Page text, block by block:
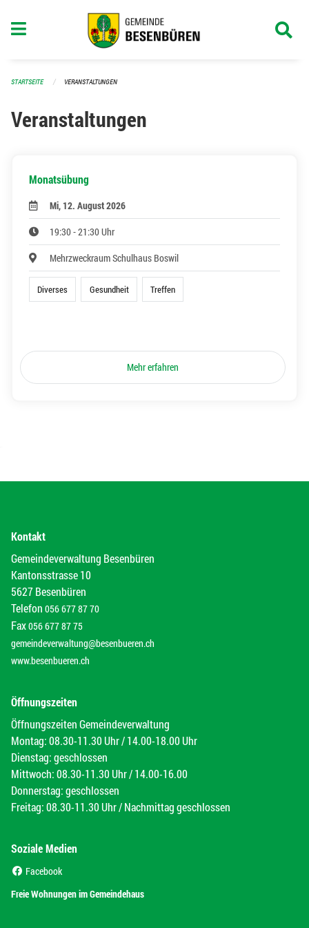
STARTSEITE VERANSTALTUNGEN
Veranstaltungen
Monatsübung
Mi, 12. August 2026
19:30 - 21:30 Uhr
Mehrzweckraum Schulhaus Boswil
Diverses Gesundheit Treffen
Mehr erfahren
Kontakt
Gemeindeverwaltung Besenbüren
Kantonsstrasse 10
5627 Besenbüren
Telefon 056 677 87 70
Fax056 677 87 75
gemeindeverwaltung@besenbueren.ch
www.besenbueren.ch
Öffnungszeiten
Öffnungszeiten Gemeindeverwaltung
Montag: 08.30-11.30 Uhr / 14.00-18.00 Uhr
Dienstag: geschlossen
Mittwoch: 08.30-11.30 Uhr / 14.00-16.00
Donnerstag: geschlossen
Freitag: 08.30-11.30 Uhr / Nachmittag geschlossen
Soziale Medien
Facebook
Freie Wohnungen im Gemeindehaus